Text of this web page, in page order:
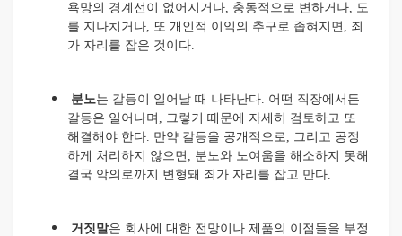
욕망의 경계선이 없어지거나, 충동적으로 변하거나, 도
를 지나치거나, 또 개인적 이익의 추구로 좁혀지면, 죄
가 자리를 잡은 것이다.
분노는 갈등이 일어날 때 나타난다. 어떤 직장에서든
갈등은 일어나며, 그렇기 때문에 자세히 검토하고 또
해결해야 한다. 만약 갈등을 공개적으로, 그리고 공정
하게 처리하지 않으면, 분노와 노여움을 해소하지 못해
결국 악의로까지 변형돼 죄가 자리를 잡고 만다.
거짓말은 회사에 대한 전망이나 제품의 이점들을 부정